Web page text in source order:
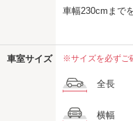
車幅230cmまで
車室サイズ ※サイズを必ずご
全長
横幅